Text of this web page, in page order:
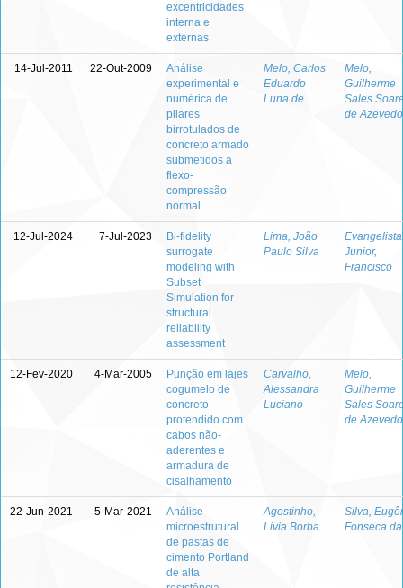
excentricidades
interna e
externas
14-Jul-2011 22-Out-2009
Análise
experimental e
numérica de
pilares
birrotulados de
concreto armado
submetidos a
flexo-
compressão
normal
Melo, Carlos
Eduardo
Luna de
Melo,
Guilherme
Sales
de Azevedo
12-Jul-2024 7-Jul-2023
Bi-fidelity
surrogate
modeling with
Subset
Simulation for
structural
reliability
assessment
Lima, João
Paulo Silva
Evangelista
Junior,
Francisco
12-Fev-2020 4-Mar-2005
Punção em lajes
cogumelo de
concreto
protendido com
cabos não-
aderentes e
armadura de
cisalhamento
Carvalho,
Alessandra
Luciano
Melo,
Guilherme
Sales
de Azevedo
22-Jun-2021 5-Mar-2021
Análise
microestrutural
de pastas de
cimento Portland
de alta
Agostinho,
Livia Borba
Silva,
Fonseca da